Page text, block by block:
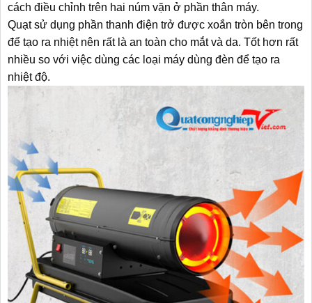
cách điều chỉnh trên hai núm vặn ở phần thân máy.
Quạt sử dụng phần thanh điện trở được xoắn tròn bên trong
để tạo ra nhiệt nên rất là an toàn cho mắt và da. Tốt hơn rất
nhiều so với việc dùng các loại máy dùng đèn để tạo ra
nhiệt độ.